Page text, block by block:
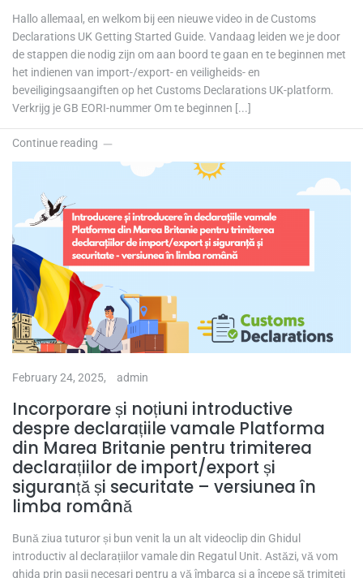
Hallo allemaal, en welkom bij een nieuwe video in de Customs
Declarations UK Getting Started Guide. Vandaag leiden we je door
de stappen die nodig zijn om aan boord te gaan en te beginnen met
het indienen van import-/export- en veiligheids- en
beveiligingsaangiften op het Customs Declarations UK-platform.
Verkrijg je GB EORI-nummer Om te beginnen [...]
Continue reading
February 24, 2025, admin
Incorporare și noțiuni introductive
despre declarațiile vamale Platforma
din Marea Britanie pentru trimiterea
declarațiilor de import/export și
siguranță și securitate – versiunea în
limba română
Bună ziua tuturor și bun venit la un alt videoclip din Ghidul
introductiv al declarațiilor vamale din Regatul Unit. Astăzi, vă vom
ghida prin pașii necesari pentru a vă îmbarca și a începe să trimiteți